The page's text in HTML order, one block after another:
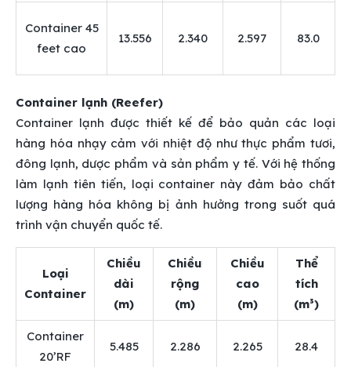
Container 45
feet cao
13.556 2.340 2.597 83.0
Container lạnh (Reefer)
Container lạnh được thiết kế để bảo quản các loại
hàng hóa nhạy cảm với nhiệt độ như thực phẩm tươi,
đông lạnh, dược phẩm và sản phẩm y tế. Với hệ thống
làm lạnh tiên tiến, loại container này đảm bảo chất
lượng hàng hóa không bị ảnh hưởng trong suốt quá
trình vận chuyển quốc tế.
Loại
Container
Chiều
dài
(m)
Chiều
rộng
(m)
Chiều
cao
(m)
Thể
tích
(m³)
Container
20’RF
5.485 2.286 2.265 28.4